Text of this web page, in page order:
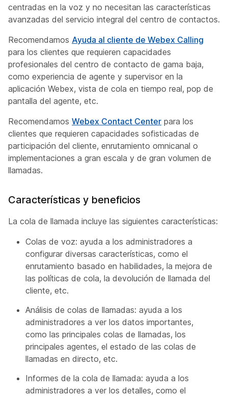
centradas en la voz y no necesitan las características
avanzadas del servicio integral del centro de contactos.
Recomendamos Ayuda al cliente de Webex Calling
para los clientes que requieren capacidades
profesionales del centro de contacto de gama baja,
como experiencia de agente y supervisor en la
aplicación Webex, vista de cola en tiempo real, pop de
pantalla del agente, etc.
Recomendamos Webex Contact Center para los
clientes que requieren capacidades sofisticadas de
participación del cliente, enrutamiento omnicanal o
implementaciones a gran escala y de gran volumen de
llamadas.
Características y beneficios
La cola de llamada incluye las siguientes características:
Colas de voz: ayuda a los administradores a
configurar diversas características, como el
enrutamiento basado en habilidades, la mejora de
las políticas de cola, la devolución de llamada del
cliente, etc.
Análisis de colas de llamadas: ayuda a los
administradores a ver los datos importantes,
como las principales colas de llamadas, los
principales agentes, el estado de las colas de
llamadas en directo, etc.
Informes de la cola de llamada: ayuda a los
administradores a ver los detalles, como el